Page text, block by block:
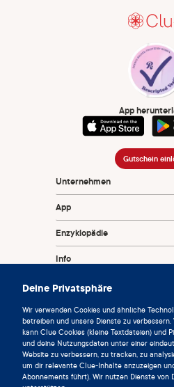
Deine Privatsphäre
Wir verwenden Cookies und ähnliche
betreiben und unsere Dienste zu
kann Clue Cookies (kleine Textdateien) und
und deine Nutzungsdaten unter einer
Website zu verbessern, zu tracken, zu
um dir relevante Clue-Inhalte anzuzeigen
Abonnements führt). Wir nutzen Dienste von
App
Gutschein
Unternehmen
App
Enzyklopädie
Info
Partnerships